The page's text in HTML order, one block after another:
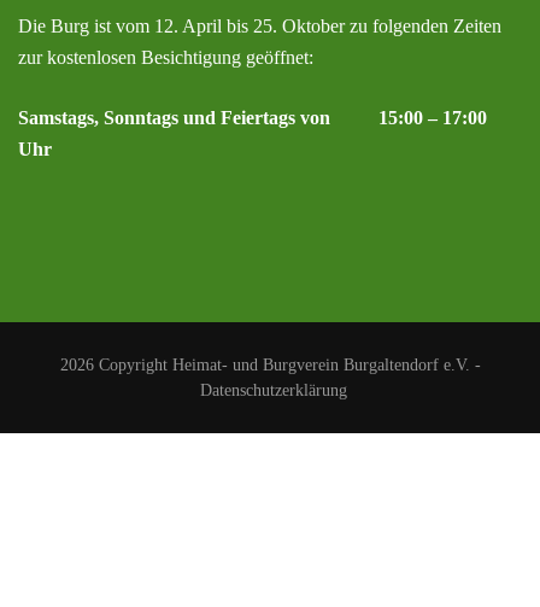
Die Burg ist vom 12. April bis 25. Oktober zu folgenden Zeiten
zur kostenlosen Besichtigung geöffnet:
Samstags, Sonntags und Feiertags von 15:00 – 17:00
Uhr
2026 Copyright Heimat- und Burgverein Burgaltendorf e.V. -
Datenschutzerklärung